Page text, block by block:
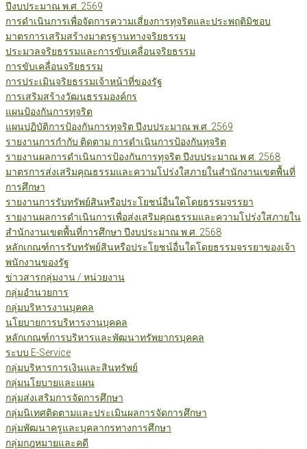
ปีงบประมาณ พ.ศ. 2569
การดำเนินการเพื่อจัดการความเสี่ยงการทุจริตและประพฤติมิชอบ
มาตรการเสริมสร้างมาตรฐานทางจริยธรรม
ประมวลจริยธรรมและการขับเคลื่อนจริยธรรม
การขับเคลื่อนจริยธรรม
การประเมินจริยธรรมเจ้าหน้าที่ของรัฐ
การเสริมสร้างวัฒนธรรมองค์กร
แผนป้องกันการทุจริต
แผนปฏิบัติการป้องกันการทุจริต ปีงบประมาณ พ.ศ. 2569
รายงานการกำกับ ติดตาม การดำเนินการป้องกันทุจริต
รายงานผลการดำเนินการป้องกันการทุจริต ปีงบประมาณ พ.ศ. 2568
มาตรการส่งเสริมคุณธรรมและความโปร่งใสภายในสำนักงานเขตพื้นที่
การศึกษา
รายงานการรับทรัพย์สินหรือประโยชน์อื่นใดโดยธรรมจรรยา
รายงานผลการดำเนินการเพื่อส่งเสริมคุณธรรมและความโปร่งใสภายใน
สำนักงานเขตพื้นที่การศึกษา ปีงบประมาณ พ.ศ. 2568
หลักเกณฑ์การรับทรัพย์สินหรือประโยชน์อื่นใดโดยธรรมจรรยาของเจ้า
พนักงานของรัฐ
ข่าวสารกลุ่มงาน / หน่วยงาน
กลุ่มอำนวยการ
กลุ่มบริหารงานบุคคล
นโยบายการบริหารงานบุคคล
หลักเกณฑ์การบริหารและพัฒนาทรัพยากรบุคคล
ระบบ E-Service
กลุ่มบริหารการเงินและสินทรัพย์
กลุ่มนโยบายและแผน
กลุ่มส่งเสริมการจัดการศึกษา
กลุ่มนิเทศติดตามและประเมินผลการจัดการศึกษา
กลุ่มพัฒนาครูและบุคลากรทางการศึกษา
กลุ่มกฎหมายและคดี